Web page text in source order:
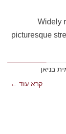
Widely
picturesque
בניאן
קרא עוד ←